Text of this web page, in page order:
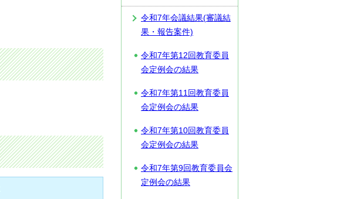
令和7年会議結果(審議結
果・報告案件)
令和7年第12回教育委員
会定例会の結果
令和7年第11回教育委員
会定例会の結果
令和7年第10回教育委員
会定例会の結果
令和7年第9回教育委員会
定例会の結果